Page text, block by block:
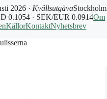
2026 · KvällsutgåvaStockholm
0.1054 · SEK/EUR 0.0914Om
KällorKontaktNyhetsbrev